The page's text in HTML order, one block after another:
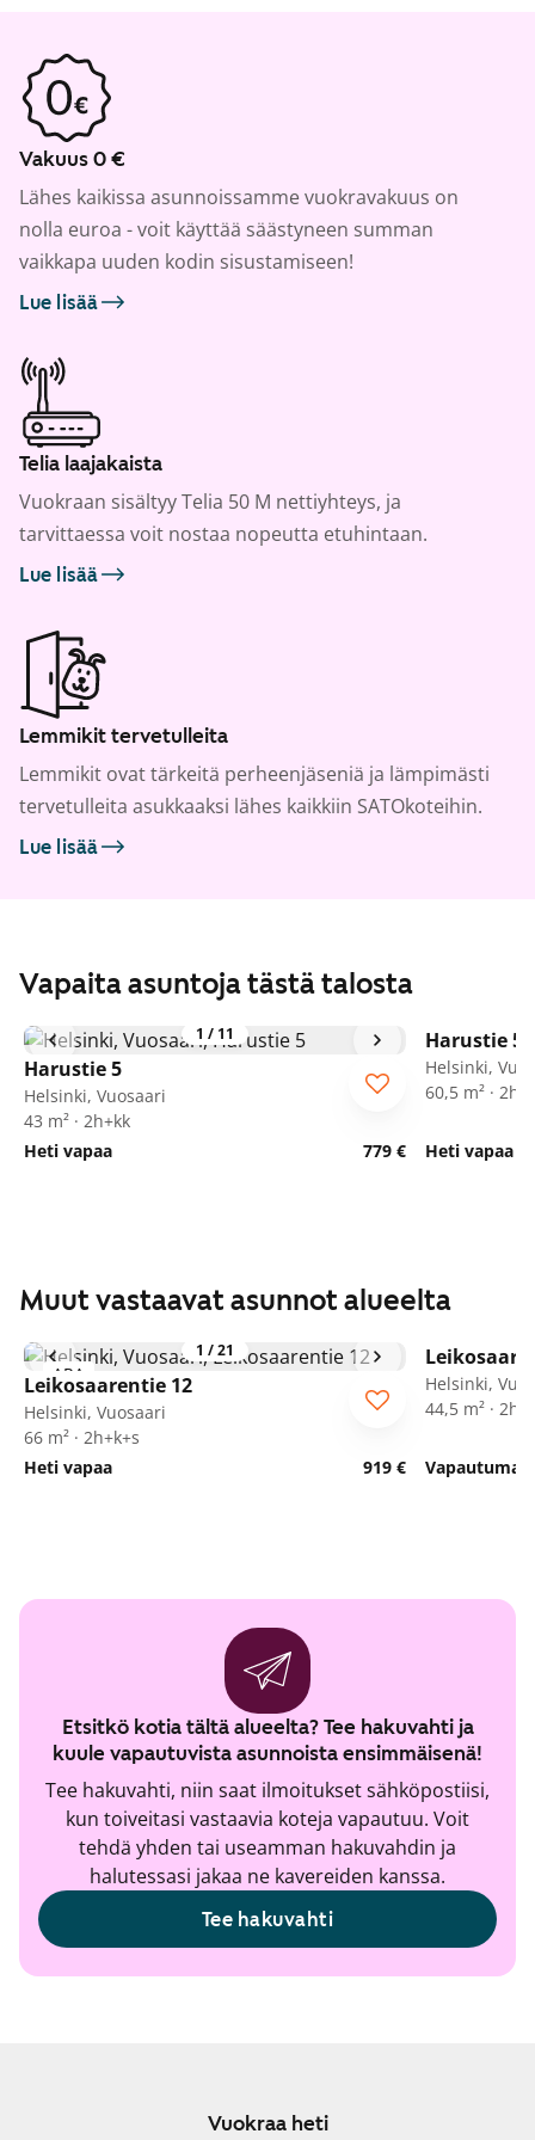
Vakuus 0 €
Lähes kaikissa asunnoissamme vuokravakuus on
nolla euroa - voit käyttää säästyneen summan
vaikkapa uuden kodin sisustamiseen!
Lue lisää
Telia laajakaista
Vuokraan sisältyy Telia 50 M nettiyhteys, ja
tarvittaessa voit nostaa nopeutta etuhintaan.
Lue lisää
Lemmikit tervetulleita
Lemmikit ovat tärkeitä perheenjäseniä ja lämpimästi
tervetulleita asukkaaksi lähes kaikkiin SATOkoteihin.
Lue lisää
Vapaita asuntoja tästä talosta
1 / 11
Harustie 5
Helsinki, Vuosaari
43 m² · 2h+kk
Heti vapaa
779 €
Harustie 5
Helsinki,
60,5 m² ·
Heti vapaa
Muut vastaavat asunnot alueelta
1 /21
ARA
Leikosaarentie 12
Helsinki, Vuosaari
66 m² · 2h+k+s
Heti vapaa
919 €
Helsinki,
44,5 m² ·
Etsitkö kotia tältä alueelta? Tee hakuvahti ja
kuule vapautuvista asunnoista ensimmäisenä!
Tee hakuvahti, niin saat ilmoitukset sähköpostiisi,
kun toiveitasi vastaavia koteja vapautuu. Voit
tehdä yhden tai useamman hakuvahdin ja
halutessasi jakaa ne kavereiden kanssa.
Tee hakuvahti
Vuokraa heti